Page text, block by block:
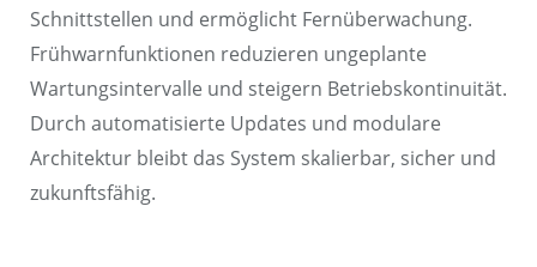
Schnittstellen und ermöglicht Fernüberwachung.
Frühwarnfunktionen reduzieren ungeplante
Wartungsintervalle und steigern Betriebskontinuität.
Durch automatisierte Updates und modulare
Architektur bleibt das System skalierbar, sicher und
zukunftsfähig.